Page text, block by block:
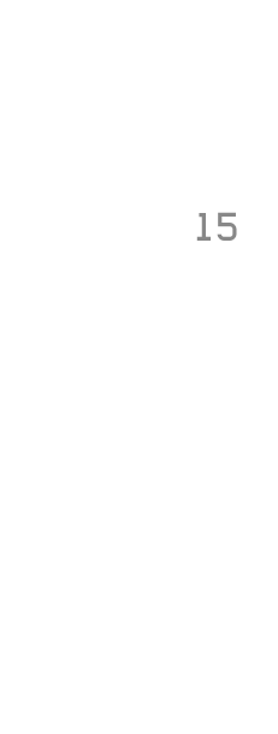
15